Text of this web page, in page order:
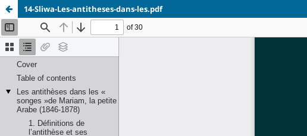
14-Sliwa-Les-antitheses-dans-les.pdf